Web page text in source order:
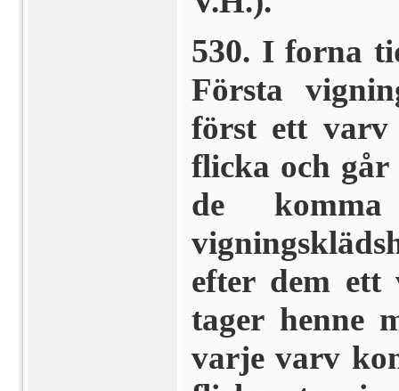
530. I forna
Första
först ett varv
flicka och går
de
efter dem
tager henne
varje varv